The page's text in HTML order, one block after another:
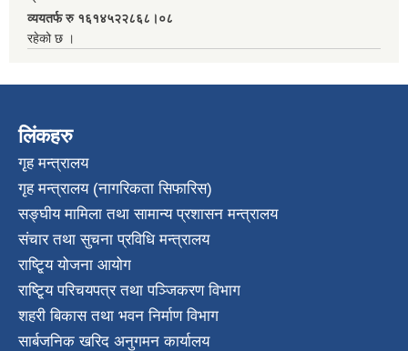
व्ययतर्फ रु १६१४५२२८६८।०८
रहेको छ ।
लिंकहरु
गृह मन्त्रालय
गृह मन्त्रालय (नागरिकता सिफारिस)
सङ्घीय मामिला तथा सामान्य प्रशासन मन्त्रालय
संचार तथा सुचना प्रविधि मन्त्रालय
राष्टि्ृय योजना आयोग
राष्टि्ृय परिचयपत्र तथा पञ्जिकरण विभाग
शहरी बिकास तथा भवन निर्माण विभाग
सार्बजनिक खरिद अनुगमन कार्यालय